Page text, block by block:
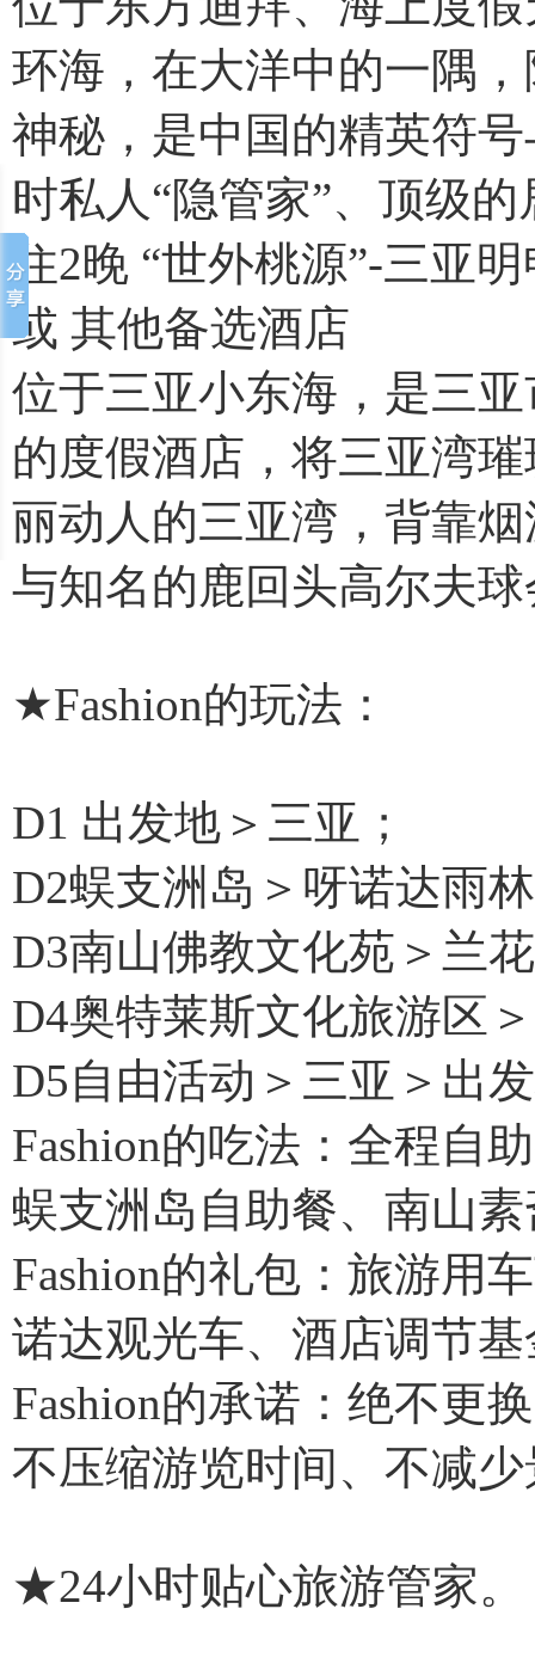
环海，在大洋中的一隅
神秘，是中国的精英符
时私人“隐管家”、顶级
住2晚 “世外桃源”-三亚
或 其他备选酒店
位于三亚小东海，是三
的度假酒店，将三亚湾
丽动人的三亚湾，背靠
与知名的鹿回头高尔夫
★Fashion的玩法：
D1 出发地＞三亚；
D2蜈支洲岛＞呀诺达雨
D3南山佛教文化苑＞兰
D4奥特莱斯文化旅游区
D5自由活动＞三亚＞出
Fashion的吃法：全程自
蜈支洲岛自助餐、南山
Fashion的礼包：旅游用
诺达观光车、酒店调节
Fashion的承诺：绝不更
不压缩游览时间、不减
★24小时贴心旅游管家。